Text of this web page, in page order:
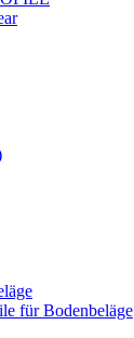
für Bodenbeläge